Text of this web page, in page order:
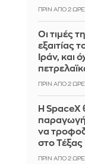
ΠΡΙΝ ΑΠΌ 2
Οι τιμές
εξαιτίας
Ιράν, και
ΠΡΙΝ ΑΠΌ 2
Η SpaceX
να
στο Τέξας
ΠΡΙΝ ΑΠΌ 2